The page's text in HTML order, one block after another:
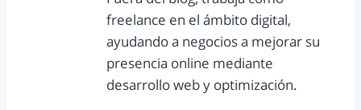
freelance en el ámbito digital,
ayudando a negocios a mejorar su
presencia online mediante
desarrollo web y optimización.